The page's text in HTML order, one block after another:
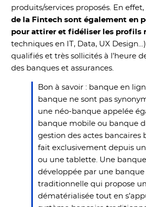
produits/services proposés. En effet,
de la Fintech sont également en
pour attirer et fidéliser les profils
techniques en IT, Data, UX
qualifiés et très sollicités à l’heure
des banques et assurances.
Bon à savoir : banque en
banque ne sont pas
une néo-banque appelée
banque mobile ou banque
gestion des actes bancaires
fait exclusivement depuis
ou une tablette. Une
développée par une banque
traditionnelle qui propose
dématérialisée tout en